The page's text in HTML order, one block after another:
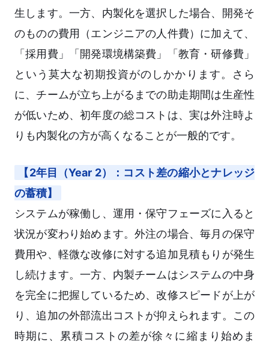
生します。一方、内製化を選択した場合、開発そ
のものの費用（エンジニアの人件費）に加えて、
「採用費」「開発環境構築費」「教育・研修費」
という莫大な初期投資がのしかかります。さら
に、チームが立ち上がるまでの助走期間は生産性
が低いため、初年度の総コストは、実は外注時よ
りも内製化の方が高くなることが一般的です。
【2年目（Year 2）：コスト差の縮小とナレッジ
の蓄積】
システムが稼働し、運用・保守フェーズに入ると
状況が変わり始めます。外注の場合、毎月の保守
費用や、軽微な改修に対する追加見積もりが発生
し続けます。一方、内製チームはシステムの中身
を完全に把握しているため、改修スピードが上が
り、追加の外部流出コストが抑えられます。この
時期に、累積コストの差が徐々に縮まり始めま